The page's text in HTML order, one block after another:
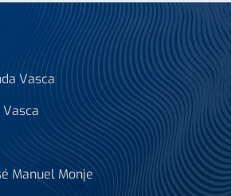
Vasca
Manuel Monje